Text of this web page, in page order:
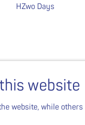
HZwo Days
website
website, while